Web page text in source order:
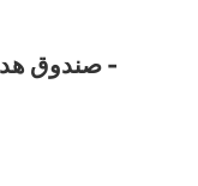
صندوق